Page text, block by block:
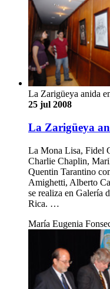
La Zarigüeya anida
25 jul 2008
La Zarigüeya
La Mona Lisa, Fidel
Charlie Chaplin,
Quentin Tarantino
Amighetti, Alberto
se realiza en Galería
Rica. …
María Eugenia